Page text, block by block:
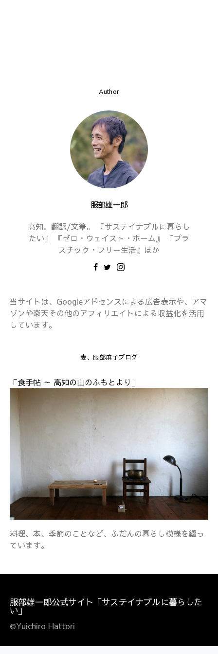
Author
服部雄一郎
高知。翻訳/文筆。 『サステイナブルに暮らし
たい』 『ゼロ・ウェイスト・ホーム』 『プラ
スチック・フリー生活』ほか
当サイトは、Googleアドセンスによる広告表示や、アマ
ゾンや楽天その他のアフィリエイトによる収益化を活用
しています。
妻、服部麻子ブログ
「食手帖 ～ 高知の山のふもとより」
料理、本、季節のことなど、ふだんの暮らし模様を綴っ
ています。
服部雄一郎公式サイト「サステイナブルに暮らした
い」
©Yuichiro Hattori